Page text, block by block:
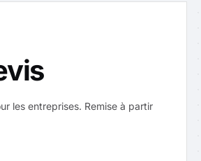
les entreprises. Remise à partir